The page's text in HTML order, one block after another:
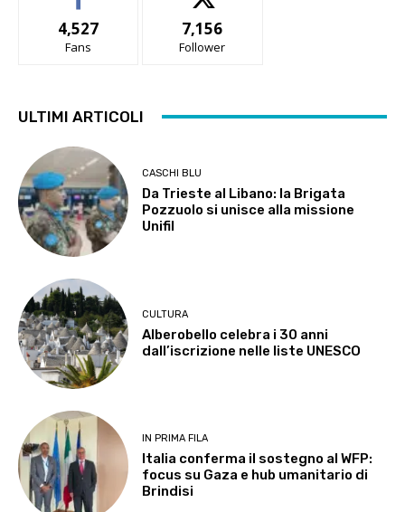
4,527
Fans
7,156
Follower
ULTIMI ARTICOLI
CASCHI BLU
Da Trieste al Libano: la Brigata
Pozzuolo si unisce alla missione
Unifil
CULTURA
Alberobello celebra i 30 anni
dall’iscrizione nelle liste UNESCO
IN PRIMA FILA
Italia conferma il sostegno al WFP:
focus su Gaza e hub umanitario di
Brindisi